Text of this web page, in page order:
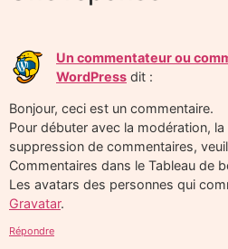
Un commentateur ou
WordPress dit :
Bonjour, ceci est un commentaire.
Pour débuter avec la modération,
suppression de commentaires,
Commentaires dans le Tableau de
Les avatars des personnes qui
Gravatar.
Répondre